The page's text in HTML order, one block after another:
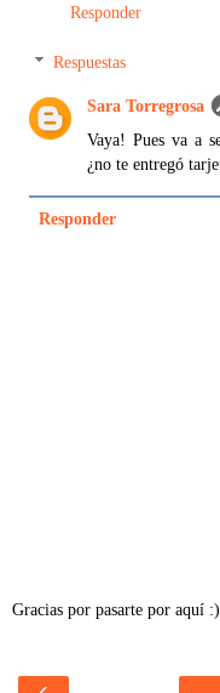
Responder
Respuestas
Sara Torregrosa
Vaya! Pues va a
¿no te entregó
Responder
Gracias por pasarte por aquí :)